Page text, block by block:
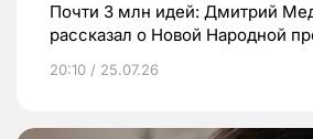
Почти 3 млн идей: Дмитрий
рассказал о Новой Народной
20:10 / 25.07.26